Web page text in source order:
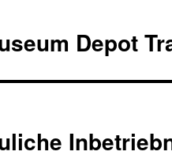
Depot